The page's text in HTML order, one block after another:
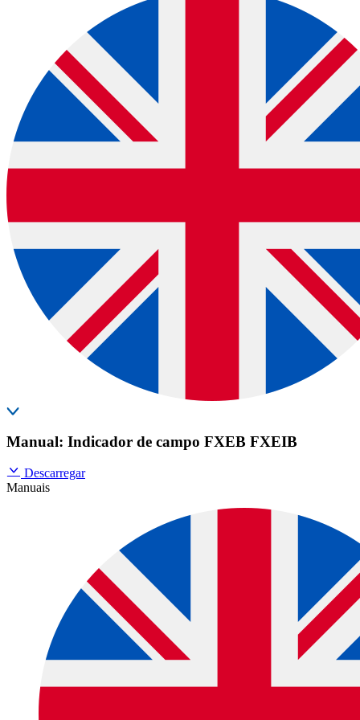
Manual: Indicador de campo FXEB FXEIB
Descarregar
Manuais